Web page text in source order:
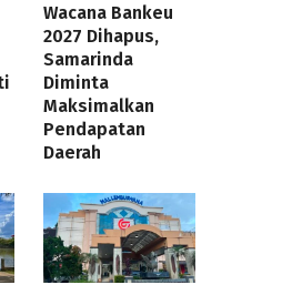
Wacana Bankeu
2027 Dihapus,
Samarinda
Diminta
Maksimalkan
Pendapatan
Daerah